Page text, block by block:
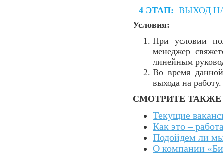
4 ЭТАП: ВЫХОД
Условия:
При условии
менеджер
линейным
Во время
выхода на работу.
СМОТРИТЕ ТАКЖЕ
Текущие
Как это –
Подойдем ли мы
О компании